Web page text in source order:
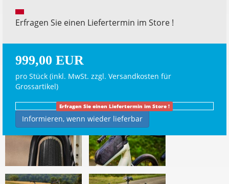
Erfragen Sie einen Liefertermin im Store !
999,00 EUR
pro Stück (inkl. MwSt. zzgl. Versandkosten für
Grossartikel)
Erfragen Sie einen Liefertermin im Store !
Informieren, wenn wieder lieferbar